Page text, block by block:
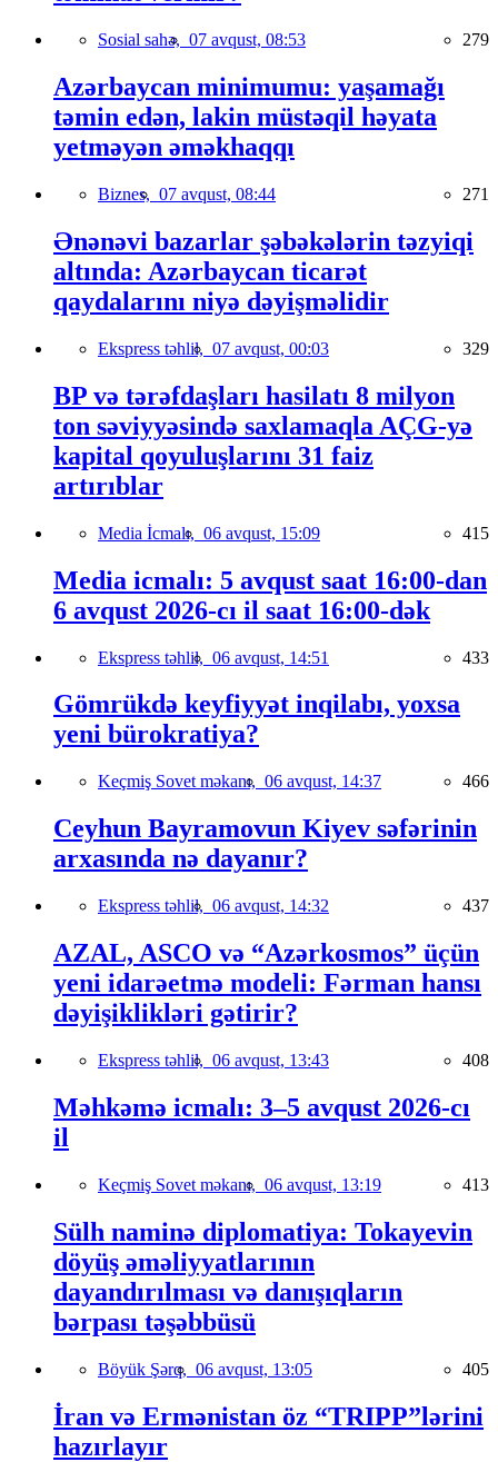
Sosial sahə, 07 avqust, 08:53 279
Azərbaycan minimumu: yaşamağı
təmin edən, lakin müstəqil həyata
yetməyən əməkhaqqı
Biznes, 07 avqust, 08:44 271
Ənənəvi bazarlar şəbəkələrin təzyiqi
altında: Azərbaycan ticarət
qaydalarını niyə dəyişməlidir
Ekspress təhlil, 07 avqust, 00:03 329
BP və tərəfdaşları hasilatı 8 milyon
ton səviyyəsində saxlamaqla AÇG-yə
kapital qoyuluşlarını 31 faiz
artırıblar
Media İcmalı, 06 avqust, 15:09 415
Media icmalı: 5 avqust saat 16:00-dan
6 avqust 2026-cı il saat 16:00-dək
Ekspress təhlil, 06 avqust, 14:51 433
Gömrükdə keyfiyyət inqilabı, yoxsa
yeni bürokratiya?
Keçmiş Sovet məkanı, 06 avqust, 14:37 466
Ceyhun Bayramovun Kiyev səfərinin
arxasında nə dayanır?
Ekspress təhlil, 06 avqust, 14:32 437
AZAL, ASCO və “Azərkosmos” üçün
yeni idarəetmə modeli: Fərman hansı
dəyişiklikləri gətirir?
Ekspress təhlil, 06 avqust, 13:43 408
Məhkəmə icmalı: 3–5 avqust 2026-cı
il
Keçmiş Sovet məkanı, 06 avqust, 13:19 413
Sülh naminə diplomatiya: Tokayevin
döyüş əməliyyatlarının
dayandırılması və danışıqların
bərpası təşəbbüsü
Böyük Şərq, 06 avqust, 13:05 405
İran və Ermənistan öz “TRIPP”lərini
hazırlayır